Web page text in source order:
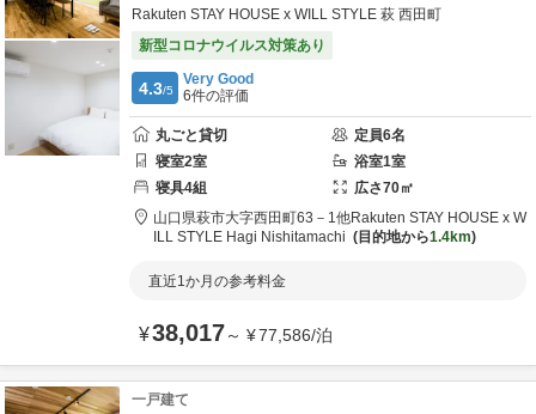
Rakuten STAY HOUSE x WILL STYLE 萩 西田町
新型コロナウイルス対策あり
4.3/5
Very Good
6件の評価
丸ごと貸切 定員6名
寝室2室 浴室1室
寝具4組 広さ70㎡
山口県萩市大字西田町63－1他Rakuten STAY HOUSE x W
ILL STYLE Hagi Nishitamachi
目的地から1.4km
直近1か月の参考料金
¥38,017～ ¥77,586/泊
一戸建て